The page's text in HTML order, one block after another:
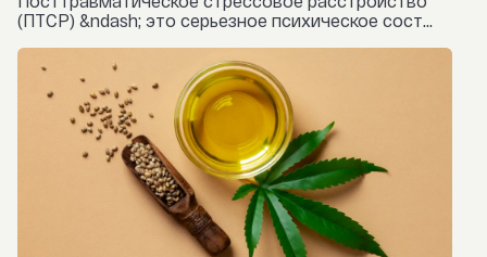
(ПТСР) &ndash; это серьезное психическое сост...